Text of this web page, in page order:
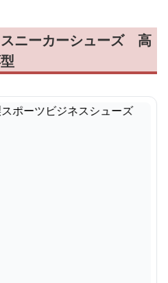
ニーカーシューズ 高